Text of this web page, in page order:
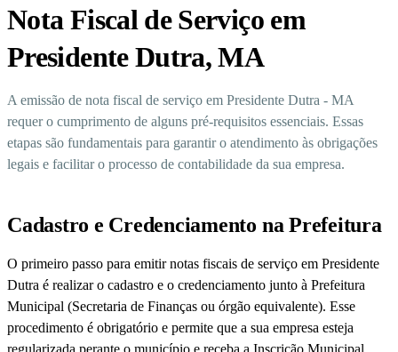
Nota Fiscal de Serviço em
Presidente Dutra, MA
A emissão de nota fiscal de serviço em Presidente Dutra - MA
requer o cumprimento de alguns pré-requisitos essenciais. Essas
etapas são fundamentais para garantir o atendimento às obrigações
legais e facilitar o processo de contabilidade da sua empresa.
Cadastro e Credenciamento na Prefeitura
O primeiro passo para emitir notas fiscais de serviço em Presidente
Dutra é realizar o cadastro e o credenciamento junto à Prefeitura
Municipal (Secretaria de Finanças ou órgão equivalente). Esse
procedimento é obrigatório e permite que a sua empresa esteja